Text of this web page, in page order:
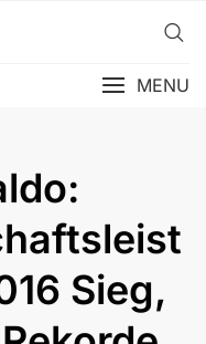
MENU
Sieg,